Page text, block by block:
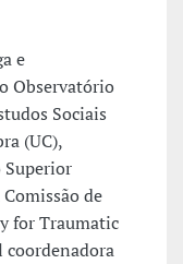
e
Observatório
Sociais
(UC),
de
for Traumatic
coordenadora